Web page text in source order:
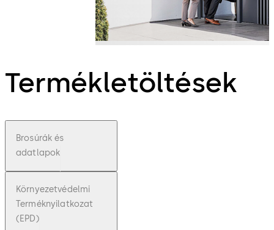
Termékletöltések
Brosúrák és
adatlapok
Környezetvédelmi
Terméknyilatkozat
(EPD)